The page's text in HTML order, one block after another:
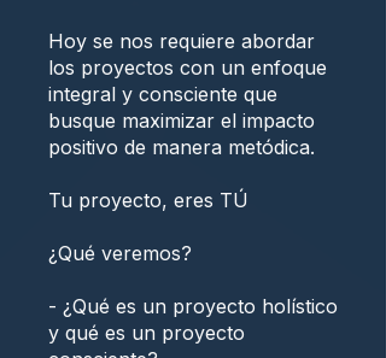
Hoy se nos requiere abordar
los proyectos con un enfoque
integral y consciente que
busque maximizar el impacto
positivo de manera metódica.
Tu proyecto, eres TÚ
¿Qué veremos?
- ¿Qué es un proyecto holístico
y qué es un proyecto